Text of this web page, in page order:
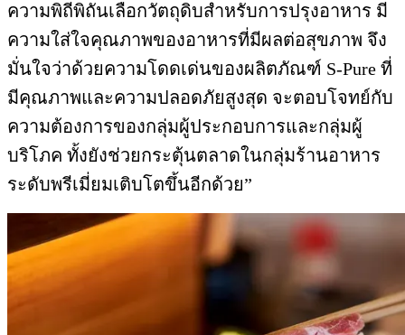
ความพิถีพิถันเลือกวัตถุดิบสำหรับการปรุงอาหาร มี
ความใส่ใจคุณภาพของอาหารที่มีผลต่อสุขภาพ จึง
มั่นใจว่าด้วยความโดดเด่นของผลิตภัณฑ์ S-Pure ที่
มีคุณภาพและความปลอดภัยสูงสุด จะตอบโจทย์กับ
ความต้องการของกลุ่มผู้ประกอบการและกลุ่มผู้
บริโภค ทั้งยังช่วยกระตุ้นตลาดในกลุ่มร้านอาหาร
ระดับพรีเมี่ยมเติบโตขึ้นอีกด้วย”